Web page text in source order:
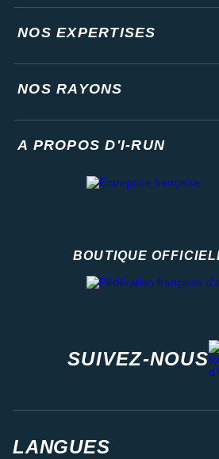
NOS EXPERTISES
NOS RAYONS
A PROPOS D'I-RUN
BOUTIQUE
SUIVEZ-NOUS
LANGUES